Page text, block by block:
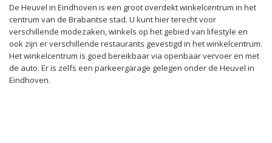
De Heuvel in Eindhoven is een groot overdekt winkelcentrum in het
centrum van de Brabantse stad. U kunt hier terecht voor
verschillende modezaken, winkels op het gebied van lifestyle en
ook zijn er verschillende restaurants gevestigd in het winkelcentrum.
Het winkelcentrum is goed bereikbaar via openbaar vervoer en met
de auto. Er is zelfs een parkeergarage gelegen onder de Heuvel in
Eindhoven.